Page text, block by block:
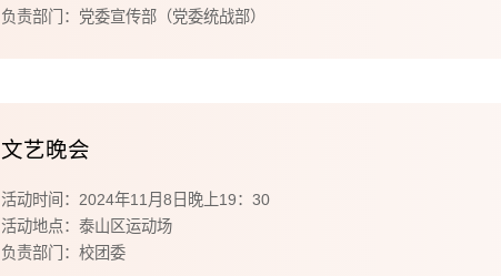
负责部门：党委宣传部（党委统战部）
文艺晚会
活动时间：2024年11月8日晚上19：30
活动地点：泰山区运动场
负责部门：校团委